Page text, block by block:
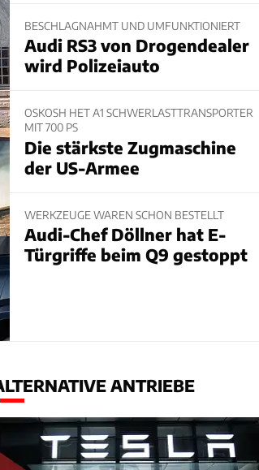
BESCHLAGNAHMT UND UMFUNKTIONIERT
Audi RS3 von Drogendealer
wird Polizeiauto
OSKOSH HET A1 SCHWERLASTTRANSPORTER
MIT 700 PS
Die stärkste Zugmaschine
der US-Armee
WERKZEUGE WAREN SCHON BESTELLT
Audi-Chef Döllner hat E-
Türgriffe beim Q9 gestoppt
ANTRIEBE